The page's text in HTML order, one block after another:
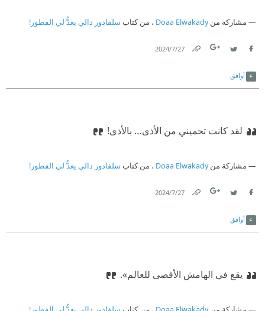
مشاركة منDoaa Elwakady ، من كتاب سلفادور دالي يعدُّ لي الفطور!
27‏/7‏/2024
أوافق
لقد كانت تحميني من الأذى… بالأذى!
مشاركة منDoaa Elwakady ، من كتاب سلفادور دالي يعدُّ لي الفطور!
27‏/7‏/2024
أوافق
يقع في الهامش الأقصى للعالم».